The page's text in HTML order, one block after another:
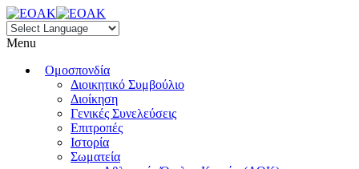
Menu
Ομοσπονδία
Διοικητικό Συμβούλιο
Διοίκηση
Γενικές Συνελεύσεις
Επιτροπές
Ιστορία
Σωματεία